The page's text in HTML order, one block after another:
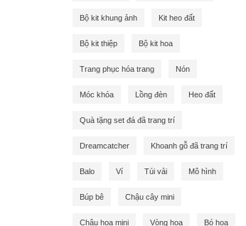
Bộ kit khung ảnh Kit heo đất
Bộ kit thiệp Bộ kit hoa
Trang phục hóa trang Nón
Móc khóa Lồng đèn Heo đất
Quà tặng set đá đã trang trí
Dreamcatcher Khoanh gỗ đã trang trí
Balo Ví Túi vải Mô hình
Búp bê Chậu cây mini
Chậu hoa mini Vòng hoa Bó hoa